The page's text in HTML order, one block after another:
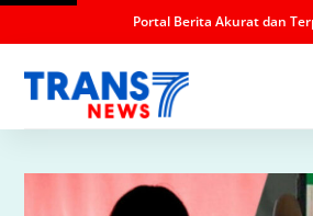
Portal Berita Akurat dan